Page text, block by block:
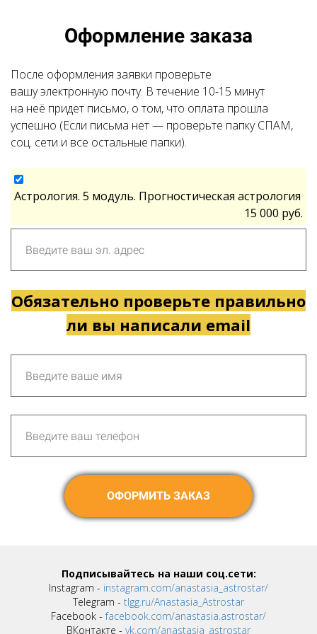
Оформление заказа
После оформления заявки проверьте
вашу электронную почту. В течение 10-15 минут
на неё придет письмо, о том, что оплата прошла
успешно (Если письма нет — проверьте папку СПАМ,
соц. сети и все остальные папки).
Астрология. 5 модуль. Прогностическая астрология
15 000 руб.
Обязательно проверьте правильно
ли вы написали email
ОФОРМИТЬ ЗАКАЗ
Подписывайтесь на наши соц.сети:
Instagram - instagram.com/anastasia_astrostar/
Telegram - tlgg.ru/Anastasia_Astrostar
Facebook -facebook.com/anastasia.astrostar/
ВКонтакте - vk.com/anastasia_astrostar